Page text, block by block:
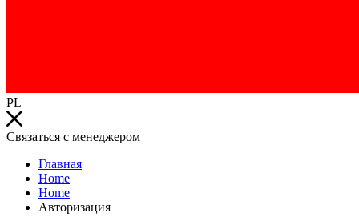
PL
Связаться с менеджером
Главная
Home
Home
Авторизация